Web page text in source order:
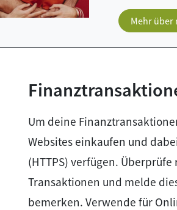
Mehr über
Um deine
Websites einkaufen und
(HTTPS) verfügen.
Transaktionen und melde
bemerken. Verwende für